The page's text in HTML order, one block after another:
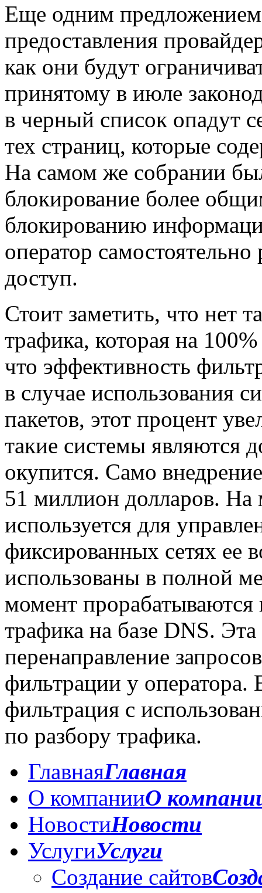
Еще одним
предоставления
как они будут
принятому в июле
в черный список опадут
тех страниц, которые
На самом же собрании
блокирование более
блокированию
оператор
доступ.
Стоит заметить, что нет
трафика, которая на
что эффективность
в случае использования
пакетов, этот процент
такие системы являются
окупится. Само
51 миллион долларов. На
используется для
фиксированных сетях ее
использованы в полной
момент
трафика на базе DNS.
перенаправление
фильтрации у оператора.
фильтрация с
по разбору трафика.
ГлавнаяГлавная
О компанииО
НовостиНовости
УслугиУслуги
Создание сайтов